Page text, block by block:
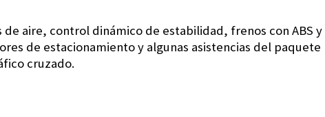
aire, control dinámico de estabilidad, frenos con ABS y
de estacionamiento y algunas asistencias del paquete
cruzado.